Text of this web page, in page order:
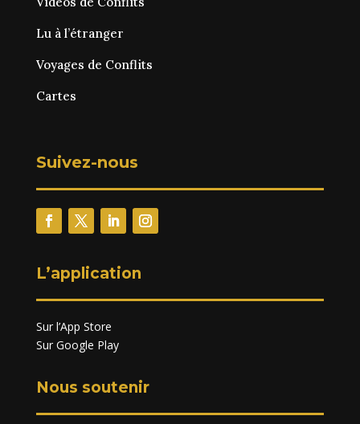
Lu à l’étranger
Voyages de Conflits
Cartes
Suivez-nous
L’application
Sur l’App Store
Sur Google Play
Nous soutenir